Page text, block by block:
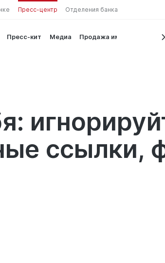
Пресс-центр Отделения банка
Пресс-кит Медиа Продажа имущества
ссылки,